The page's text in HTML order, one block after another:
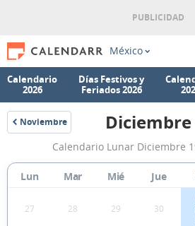
México
Calendario
2026
Días Festivos y
Feriados 2026
Noviembre
1933 Diciembre
Calendario Lunar Diciembre
Lun Mar Mié Jue
27 28 29 30